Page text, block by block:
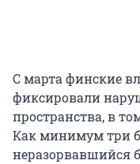
С марта финские
фиксировали
пространства, в
Как минимум три
неразорвавшийся